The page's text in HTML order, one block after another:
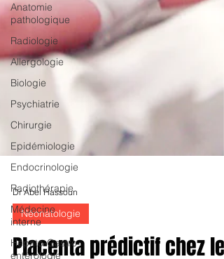
Anatomie
pathologique
Radiologie
Allergologie
Biologie
Psychiatrie
Chirurgie
Epidémiologie
Endocrinologie
Radiothérapie
Médecine
interne
Hépato-Gastro-
entérologie
Dr Abel Hassoun
Néonatologie